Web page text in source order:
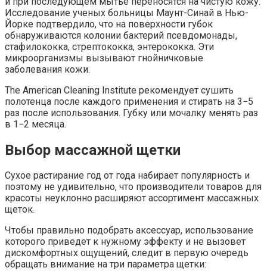
Исследование ученых больницы Маунт-Синай в Нью-
Йорке подтвердило, что на поверхности губок
обнаруживаются колонии бактерий псевдомонады,
стафилококка, стрептококка, энтерококка. Эти
микроорганизмы вызывают гнойничковые
заболевания кожи.
The American Cleaning Institute рекомендует сушить
полотенца после каждого применения и стирать на 3−5
раз после использования. Губку или мочалку менять раз
в 1−2 месяца.
Выбор массажной щетки
Сухое растирание год от года набирает популярность и
поэтому не удивительно, что производители товаров для
красоты неуклонно расширяют ассортимент массажных
щеток.
Чтобы правильно подобрать аксессуар, использование
которого приведет к нужному эффекту и не вызовет
дискомфортных ощущений, следит в первую очередь
обращать внимание на три параметра щетки: